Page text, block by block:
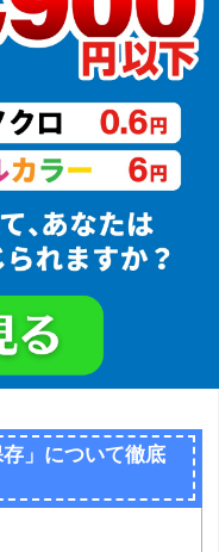
」について徹底